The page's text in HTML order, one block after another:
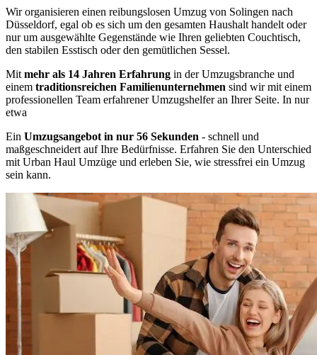
Wir organisieren einen reibungslosen Umzug von Solingen nach
Düsseldorf, egal ob es sich um den gesamten Haushalt handelt oder
nur um ausgewählte Gegenstände wie Ihren geliebten Couchtisch,
den stabilen Esstisch oder den gemütlichen Sessel.
Mit mehr als 14 Jahren Erfahrung in der Umzugsbranche und
einem traditionsreichen Familienunternehmen sind wir mit einem
professionellen Team erfahrener Umzugshelfer an Ihrer Seite. In nur
etwa
Ein Umzugsangebot in nur 56 Sekunden - schnell und
maßgeschneidert auf Ihre Bedürfnisse. Erfahren Sie den Unterschied
mit Urban Haul Umzüge und erleben Sie, wie stressfrei ein Umzug
sein kann.